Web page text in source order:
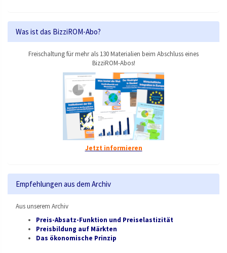
Was ist das BizziROM-Abo?
Freischaltung für mehr als 130 Materialien beim Abschluss eines
BizziROM-Abos!
Jetzt informieren
Empfehlungen aus dem Archiv
Aus unserem Archiv
Preis-Absatz-Funktion und Preiselastizität
Preisbildung auf Märkten
Das ökonomische Prinzip